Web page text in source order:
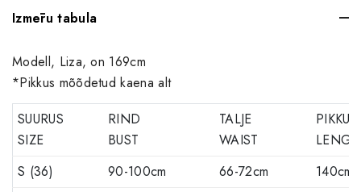
Izmēru tabula
Modell, Liza, on 169cm
*Pikkus mõõdetud kaena alt
SUURUS
SIZE
RIND
BUST
TALJE
WAIST
PIKKUS
S (36)
90-100cm 66-72cm
140cm